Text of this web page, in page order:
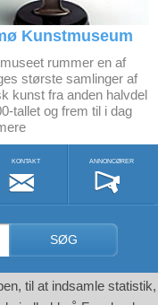
Kunstmuseum
rummer en af
største samlinger af
kunst fra anden halvdel
tallet og frem til i dag
KONTAKT ANNONCØRER
SØG
til at indsamle statistik,